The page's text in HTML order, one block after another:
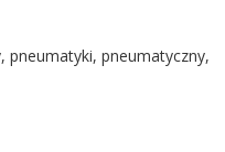
pneumatyki, pneumatyczny,